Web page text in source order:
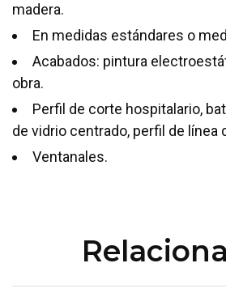
madera.
En medidas estándares o
Acabados: pintura
obra.
Perfil de corte hospitalario,
de vidrio centrado, perfil de línea
Ventanales.